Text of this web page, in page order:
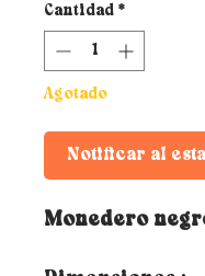
Cantidad *
Agotado
Notificar al
Monedero